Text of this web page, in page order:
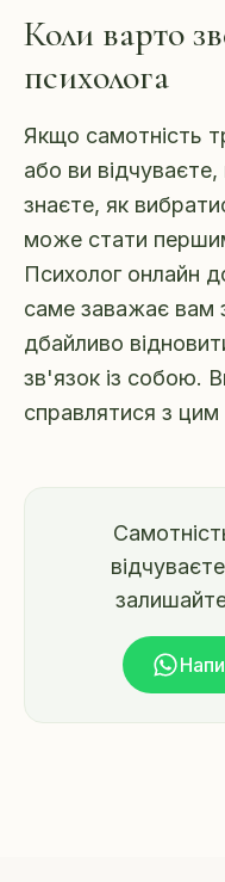
Коли варто
психолога
Якщо самотність
або ви відчуваєте,
знаєте, як
може стати
Психолог онлайн
саме заважає вам
дбайливо
зв'язок із собою.
справлятися з цим